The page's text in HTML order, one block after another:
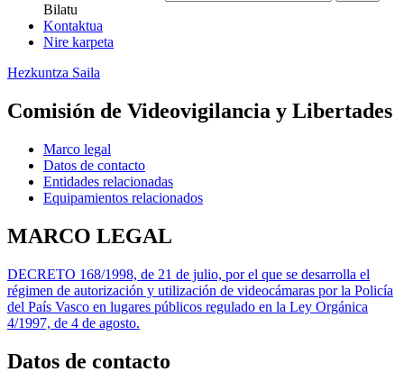
Bilatu
Kontaktua
Nire karpeta
Hezkuntza Saila
Comisión de Videovigilancia y Libertades
Marco legal
Datos de contacto
Entidades relacionadas
Equipamientos relacionados
MARCO LEGAL
DECRETO 168/1998, de 21 de julio, por el que se desarrolla el
régimen de autorización y utilización de videocámaras por la Policía
del País Vasco en lugares públicos regulado en la Ley Orgánica
4/1997, de 4 de agosto.
Datos de contacto